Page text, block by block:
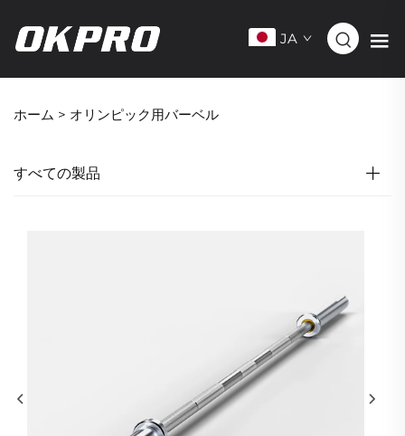
JA
ホーム > オリンピック用バーベル
すべての製品